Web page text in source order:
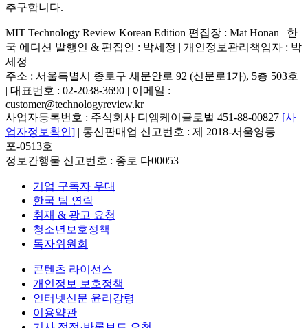
추구합니다.
MIT Technology Review Korean Edition 편집장 : Mat Honan | 한
국 에디션 발행인 & 편집인 : 박세정 | 개인정보관리책임자 : 박
세정
주소 : 서울특별시 종로구 새문안로 92 (신문로1가), 5층 503호
| 대표번호 : 02-2038-3690 | 이메일 :
customer@technologyreview.kr
사업자등록번호 : 주식회사 디엠케이글로벌 451-88-00827 [사
업자정보확인] | 통신판매업 신고번호 : 제 2018-서울영등
포-0513호
정보간행물 신고번호 : 종로 다00053
기업 구독자 우대
한국 팀 연락
취재 & 광고 요청
청소년보호정책
독자위원회
콘텐츠 라이선스
개인정보 보호정책
인터넷신문 윤리강령
이용약관